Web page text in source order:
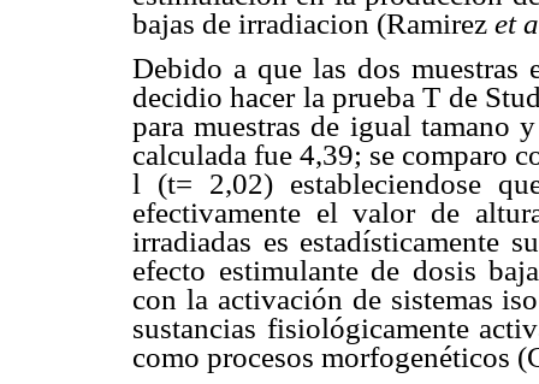
bajas de irradiacion (Ramirez et
Debido a que las dos muestras
decidio hacer la prueba T de
para muestras de igual tamano
calculada fue 4,39; se comparo
l (t= 2,02) estableciendose
efectivamente el valor de
irradiadas es estadísticamente
efecto estimulante de dosis
con la activación de sistemas
sustancias fisiológicamente
como procesos morfogenéticos